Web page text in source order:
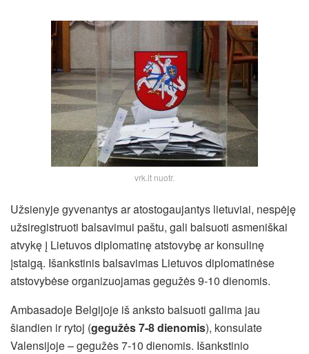
vrk.lt nuotr.
Užsienyje gyvenantys ar atostogaujantys lietuviai, nespėję
užsiregistruoti balsavimui paštu, gali balsuoti asmeniškai
atvykę į Lietuvos diplomatinę atstovybę ar konsulinę
įstaigą. Išankstinis balsavimas Lietuvos diplomatinėse
atstovybėse organizuojamas gegužės 9-10 dienomis.
Ambasadoje Belgijoje iš anksto balsuoti galima jau
šiandien ir rytoj (gegužės 7-8 dienomis), konsulate
Valensijoje – gegužės 7-10 dienomis. Išankstinio